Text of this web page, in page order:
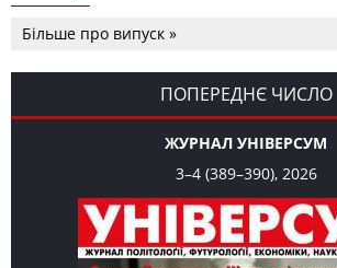
Романчука
СЛОВО РЕДАКЦІЙНЕ Олег К. Романчук
як уособлення української
Більше про випуск »
ПОПЕРЕДНЄ ЧИСЛО
ЖУРНАЛ УНІВЕРСУМ
3–4 (389–390), 2026